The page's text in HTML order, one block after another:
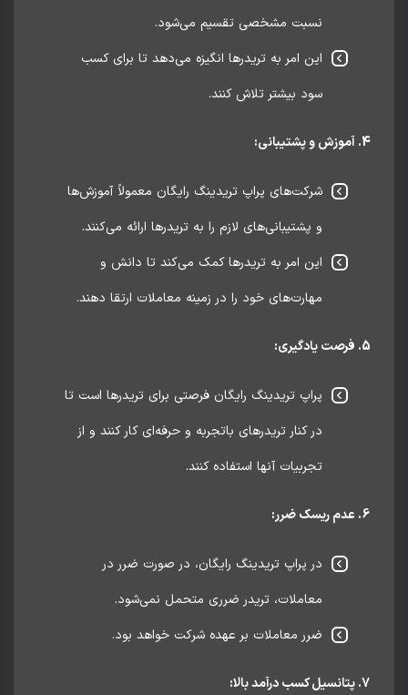
نسبت مشخصی تقسیم می‌شود.
این امر به تریدرها انگیزه می‌دهد تا برای کسب
سود بیشتر تلاش کنند.
شرکت‌های پراپ تریدینگ رایگان معمولاً آموزش‌ها
و پشتیبانی‌های لازم را به تریدرها ارائه می‌کنند.
این امر به تریدرها کمک می‌کند تا دانش و
مهارت‌های خود را در زمینه معاملات ارتقا دهند.
پراپ تریدینگ رایگان فرصتی برای تریدرها است تا
در کنار تریدرهای باتجربه و حرفه‌ای کار کنند و از
تجربیات آنها استفاده کنند.
در پراپ تریدینگ رایگان، در صورت ضرر در
معاملات، تریدر ضرری متحمل نمی‌شود.
ضرر معاملات بر عهده شرکت خواهد بود.